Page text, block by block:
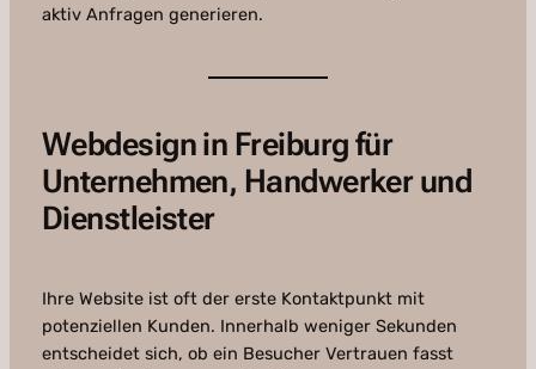
aktiv Anfragen generieren.
Webdesign in Freiburg für
Unternehmen, Handwerker und
Dienstleister
Ihre Website ist oft der erste Kontaktpunkt mit
potenziellen Kunden. Innerhalb weniger Sekunden
entscheidet sich, ob ein Besucher Vertrauen fasst